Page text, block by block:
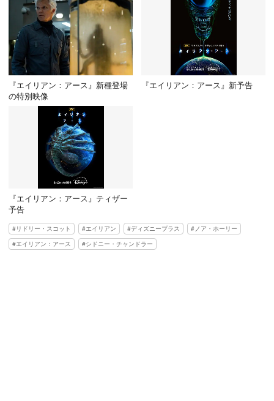
『エイリアン：アース』新種登場
の特別映像
『エイリアン：アース』新予告
『エイリアン：アース』ティザー
予告
リドリー・スコット エイリアン ディズニープラス
ノア・ホーリー
エイリアン：アース
シドニー・チャンドラー